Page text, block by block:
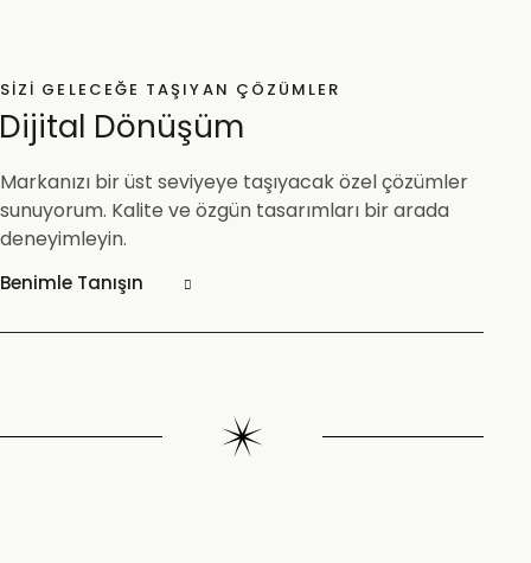
SIZI GELECEĞE TAŞIYAN ÇÖZÜMLER
Dijital Dönüşüm
Markanızı bir üst seviyeye taşıyacak özel çözümler
sunuyorum. Kalite ve özgün tasarımları bir arada
deneyimleyin.
Benimle Tanışın